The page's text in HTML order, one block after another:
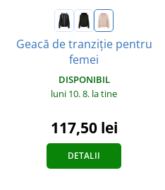
Geacă de tranziție pentru
femei
DISPONIBIL
luni 10. 8. la tine
117,50 lei
DETALII